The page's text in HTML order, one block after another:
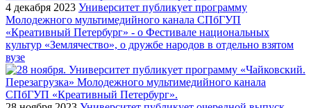
4 декабря 2023 Университет публикует программу
Молодежного мультимедийного канала СПбГУП
«Креативный Петербург» - о Фестивале национальных
культур «Землячество», о дружбе народов в отдельно взятом
вузе